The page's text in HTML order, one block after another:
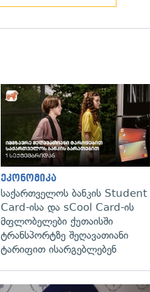
ეკონომიკა
საქართველოს ბანკის Student
Card-ისა და sCool Card-ის
მფლობელები ქუთაისში
ტრანსპორტზე შეღავათიანი
ტარიფით ისარგებლებენ